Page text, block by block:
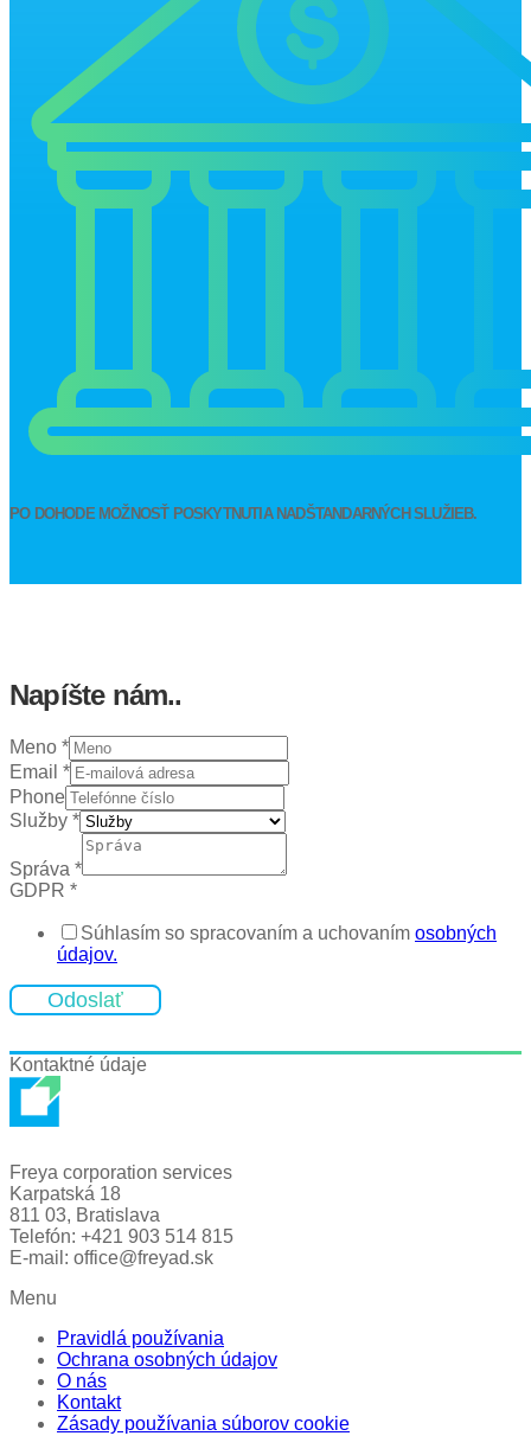
PO DOHODE MOŽNOSŤ POSKYTNUTIA NADŠTANDARNÝCH SLUŽIEB.
Napíšte nám..
Meno *
Email *
Phone
Služby *
Správa *
GDPR *
Súhlasím so spracovaním a uchovaním osobných
údajov.
Odoslať
Kontaktné údaje
Freya corporation services
Karpatská 18
811 03, Bratislava
Telefón: +421 903 514 815
E-mail: office@freyad.sk
Menu
Pravidlá používania
Ochrana osobných údajov
O nás
Kontakt
Zásady používania súborov cookie